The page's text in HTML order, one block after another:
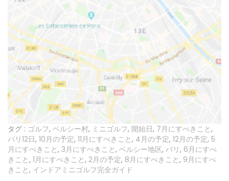
タグ : ゴルフ, ベルシー村, ミニゴルフ, 開始日, 7月にすべきこと,
パリ12日, 10月の予定, 11月にすべきこと, 4月の予定, 12月の予定, 5
月にすべきこと, 3月にすべきこと, ベルシー地区, パリ, 6月にすべ
きこと, 1月にすべきこと, 2月の予定, 8月にすべきこと, 9月にすべ
きこと, インドアミニゴルフ完全ガイド